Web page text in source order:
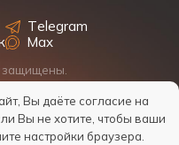
Telegram
Max
защищены.
о товарах и ценах не
условия поставки
у менеджеров.
данных
Вы даёте согласие на
Вы не хотите, чтобы ваши
настройки браузера.